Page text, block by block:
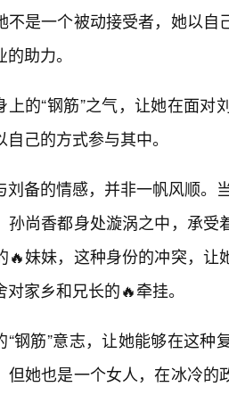
不是一个被动接受者，她以
助力。
上的“钢筋”之气，让她在面
自己的方式参与其中。
刘备的情感，并非一帆风顺。
孙尚香都身处漩涡之中，承
🔥妹妹，这种身份的冲突，
对家乡和兄长的🔥牵挂。
“钢筋”意志，让她能够在这
但她也是一个女人，在冰冷